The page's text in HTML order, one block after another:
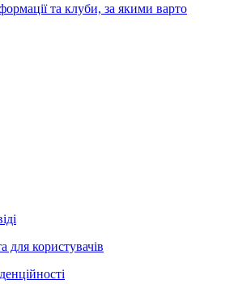
та клуби, за якими варто
для користувачів